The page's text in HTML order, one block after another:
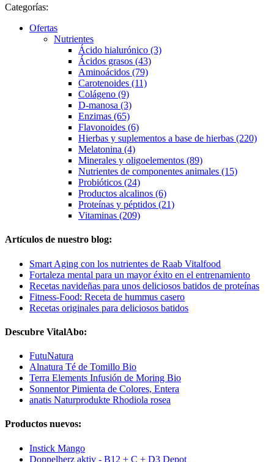
Categorías:
Ofertas
Nutrientes
Ácido hialurónico (3)
Ácidos grasos (43)
Aminoácidos (79)
Carotenoides (11)
Colágeno (9)
D-manosa (3)
Enzimas (65)
Flavonoides (6)
Hierbas y suplementos a base de hierbas (220)
Melatonina (4)
Minerales y oligoelementos (89)
Nutrientes de componentes animales (15)
Probióticos (24)
Productos alcalinos (6)
Proteínas y péptidos (21)
Vitaminas (209)
Artículos de nuestro blog:
Smart Aging con los nutrientes de Raab Vitalfood
Fortaleza mental para un mayor éxito en el entrenamiento
Recetas navideñas para unos deliciosos batidos de proteínas
Fitness-Food: Receta de hummus casero
Recetas originales para deliciosos batidos
Descubre VitalAbo:
FutuNatura
Alnatura Té de Tomillo Bio
Terra Elements Infusión de Moring Bio
Sonnentor Pimienta de Colores, Entera
anatis Naturprodukte Rhodiola rosea
Productos nuevos:
Instick Mango
Doppelherz aktiv - B12 + C + D3 Depot